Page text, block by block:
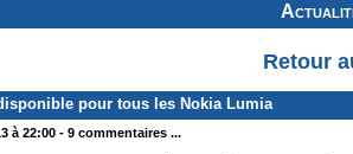
Retour
pour tous les Nokia Lumia
à 22:00 - 9 commentaires ...